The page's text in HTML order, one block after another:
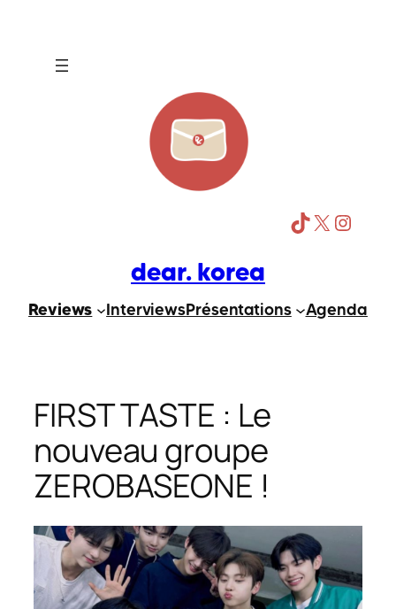
contenu
TikTok X Instagram
dear. korea
Reviews InterviewsPrésentations Agenda
FIRST TASTE : Le
nouveau groupe
ZEROBASEONE !